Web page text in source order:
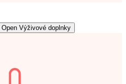
Open Výživové doplnky